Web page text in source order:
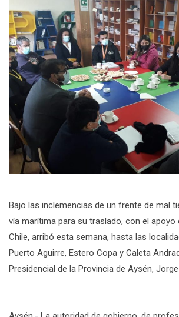
Bajo las inclemencias de un frente de mal
vía marítima para su traslado, con el apoyo
Chile, arribó esta semana, hasta las
Puerto Aguirre, Estero Copa y Caleta
Presidencial de la Provincia de Aysén,